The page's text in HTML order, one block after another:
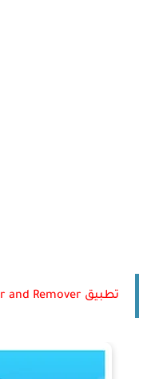
تطبيق Duplicate Files Fixer and Remover